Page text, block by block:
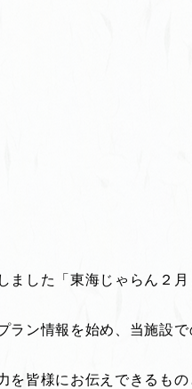
ました「東海じゃらん２
ラン情報を始め、当施設
を皆様にお伝えできるも